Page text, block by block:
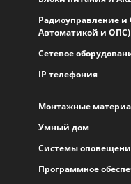
Радиоуправление и
Автоматикой и ОПС)
Сетевое
IP телефония
Монтажные
Умный дом
Системы
Программное